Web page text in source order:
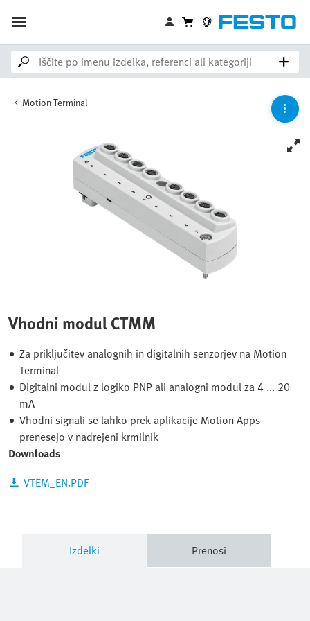
Motion Terminal
Vhodni modul CTMM
Za priključitev analognih in digitalnih senzorjev na Motion
Terminal
Digitalni modul z logiko PNP ali analogni modul za 4 ... 20
mA
Vhodni signali se lahko prek aplikacije Motion Apps
prenesejo v nadrejeni krmilnik
Downloads
VTEM_EN.PDF
Izdelki Prenosi